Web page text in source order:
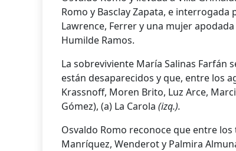
Romo y Basclay Zapata, e
Lawrence, Ferrer y una mujer
Humilde Ramos.
La sobreviviente María Salinas Farfán
están desaparecidos y que, entre los
Krassnoff, Moren Brito, Luz Arce,
Gómez), (a) La Carola (izq.).
Osvaldo Romo reconoce que entre
Manríquez, Wenderot y Palmira